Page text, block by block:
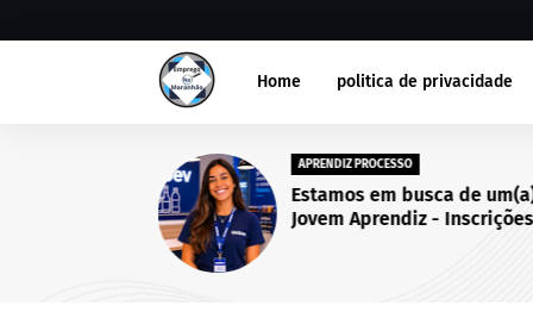
Home politica de privacidade
APRENDIZ PROCESSO
Estamos em busca de
Jovem Aprendiz - Inscrições